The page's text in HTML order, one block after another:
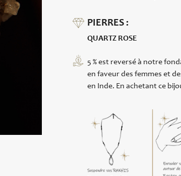
PIERRES :
QUARTZ ROSE
5 % est reversé à notre
en faveur des femmes et
en Inde. En achetant ce